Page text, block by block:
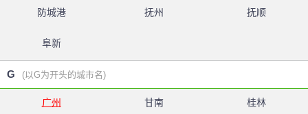
防城港 抚州 抚顺
阜新
G (以G为开头的城市名)
广州 甘南 桂林